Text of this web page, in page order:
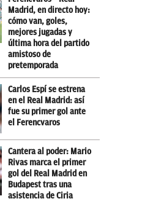
Madrid, en directo hoy:
cómo van, goles,
mejores jugadas y
última hora del partido
amistoso de
pretemporada
Carlos Espí se estrena
en el Real Madrid: así
fue su primer gol ante
el Ferencvaros
Cantera al poder: Mario
Rivas marca el primer
gol del Real Madrid en
Budapest tras una
asistencia de Ciria